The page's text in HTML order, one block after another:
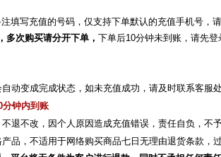
填写充值的号码，仅支持下单默认的充值手机号，
多次购买请分开下单， 下单后10分钟未到账，请先
动变成完成状态，如未充值成功，请及时联系客服
分钟内到账
退不改，因个人原因造成充值错误，责任自负，不
品，不适用于网络购买商品七日无理由退货条款，